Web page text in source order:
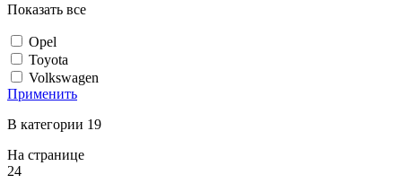
Показать все
Opel
Toyota
Volkswagen
Применить
В категории 19
На странице
24